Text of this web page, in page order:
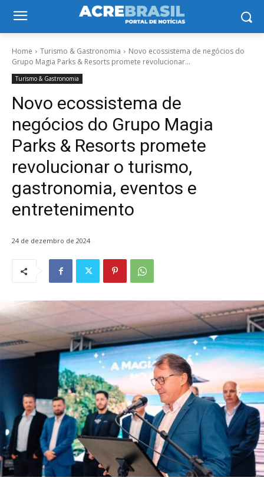
Home Turismo & Gastronomia
Novo ecossistema de negócios do
Grupo Magia Parks & Resorts promete revolucionar...
Turismo & Gastronomia
Novo ecossistema de
negócios do Grupo Magia
Parks & Resorts promete
revolucionar o turismo,
gastronomia, eventos e
entretenimento
24 de dezembro de 2024